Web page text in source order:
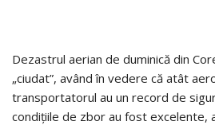
Dezastrul aerian de duminică din
„ciudat”, având în vedere că atât
transportatorul au un record de
condițiile de zbor au fost excelente,